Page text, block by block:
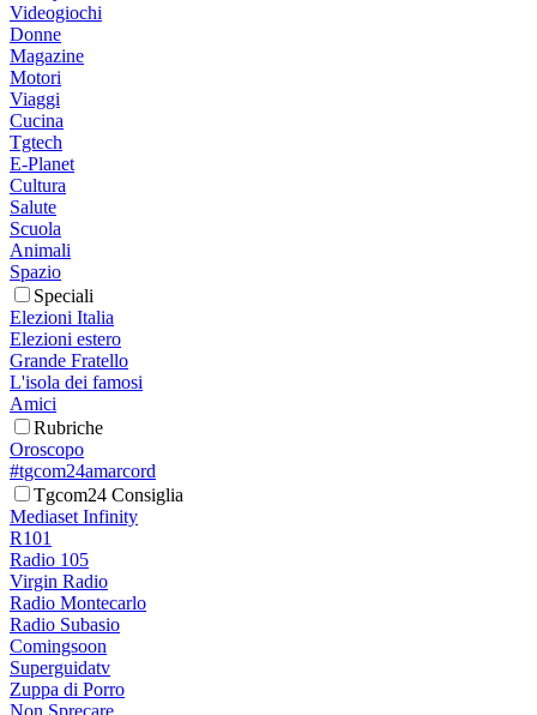
Videogiochi
Donne
Magazine
Motori
Viaggi
Cucina
Tgtech
E-Planet
Cultura
Salute
Scuola
Animali
Spazio
Speciali
Elezioni Italia
Elezioni estero
Grande Fratello
L'isola dei famosi
Amici
Rubriche
Oroscopo
#tgcom24amarcord
Tgcom24 Consiglia
Mediaset Infinity
R101
Radio 105
Virgin Radio
Radio Montecarlo
Radio Subasio
Comingsoon
Superguidatv
Zuppa di Porro
Non Sprecare